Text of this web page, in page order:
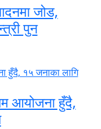
जोड,
पुन
आयोजना हुँदै,